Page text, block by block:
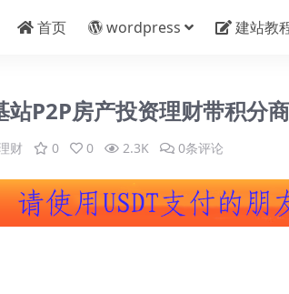
首页 wordpress 建站教
站P2P房产投资理财带积分
财 0 0 2.3K 0条评论